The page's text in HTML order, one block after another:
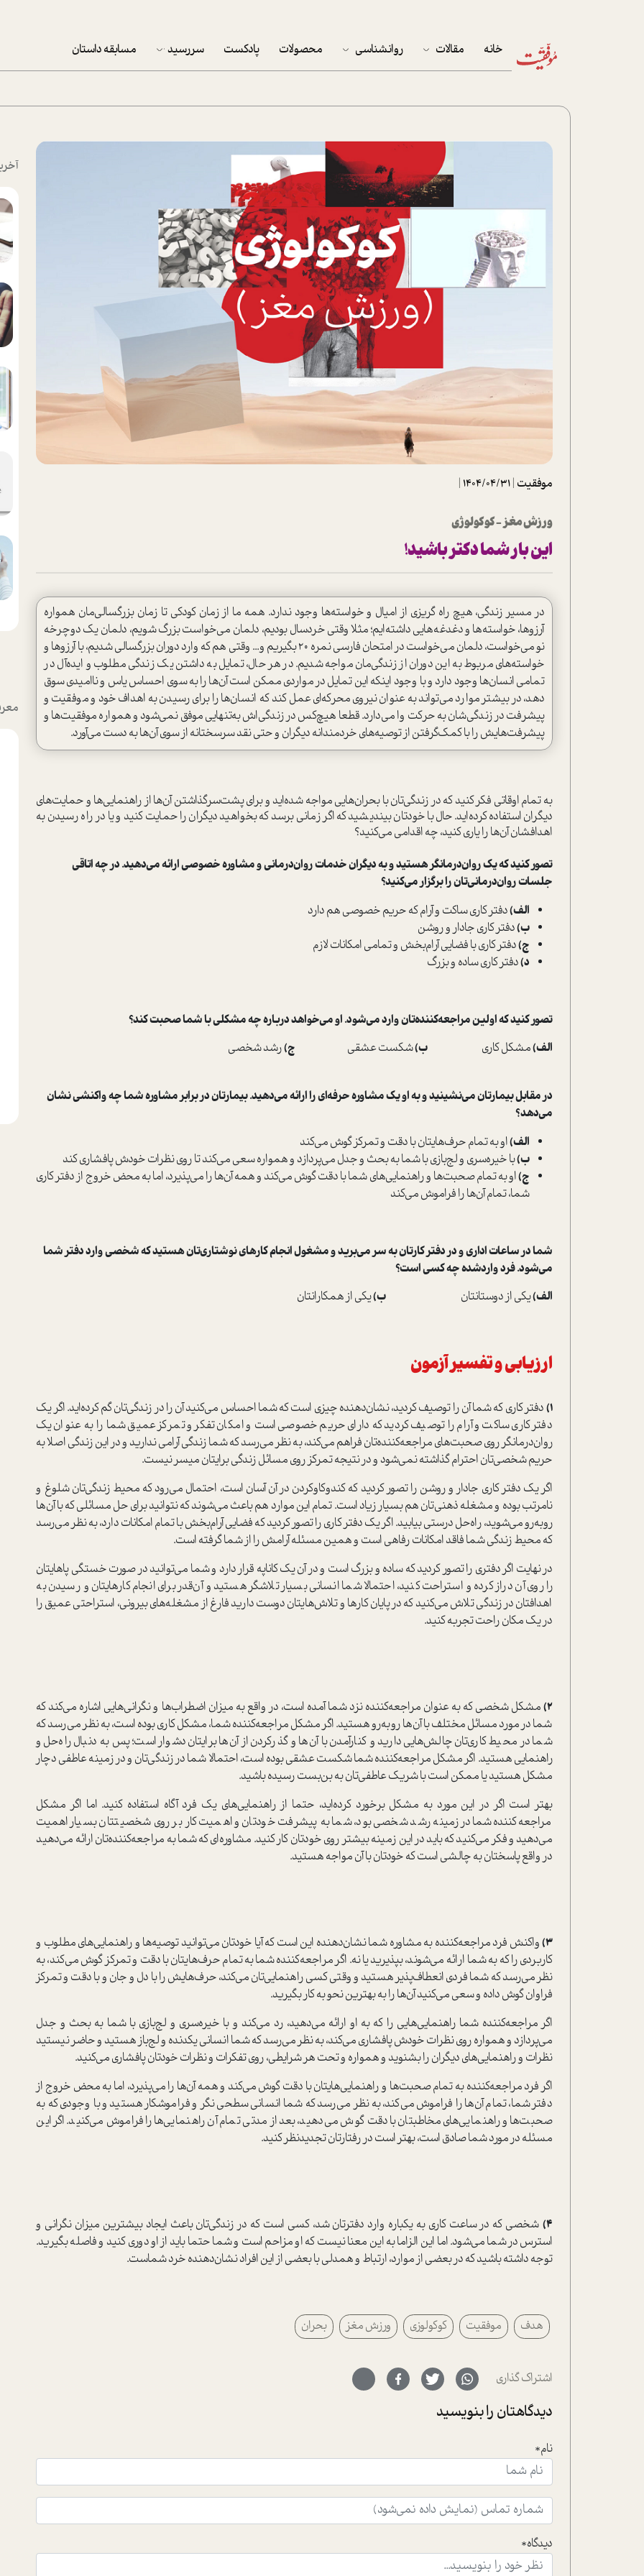
خانه مقالات
پرونده ویژه
زندگی
تحلیل فیلم
داستان
روانشناسی محصولات پادکست سررسید
تقویم دیواری
مسابقه داستان
موفقیت |
1404/04/31
|
ورزش مغز - کوکولوژی
این بار شما دکتر باشید!
در مسیر زندگی، هیچ راه گریزی از امیال و خواسته‌ها وجود ندارد. همه ما از زمان کودکی تا زمان بزرگسالی‌مان همواره
آرزوها، خواسته‌ها و دغدغه‌هایی داشته‌ایم؛ مثلا وقتی خردسال بودیم، دلمان می‌خواست بزرگ شویم، دلمان یک دوچرخه
نو می‌خواست، دلمان می‌خواست در امتحان فارسی نمره 20 بگیریم و... وقتی هم که وارد دوران بزرگسالی شدیم، با آرزوها و
خواسته‌های مربوط به این دوران از زندگی‌مان مواجه شدیم. در هر حال، تمایل به داشتن یک زندگی مطلوب و ایده‌آل در
تمامی انسان‌ها وجود دارد و با وجود اینکه این تمایل در مواردی ممکن است آن‌ها را به سوی احساس یاس و ناامیدی سوق
دهد، در بیشتر موارد می‌تواند به عنوان نیروی محرکه‌ای عمل کند که انسان‌ها را برای رسیدن به اهداف خود و موفقیت و
پیشرفت در زندگی‌شان به حرکت وا می‌دارد. قطعا هیچ‌کس در زندگی‌اش به‌تنهایی موفق نمی‌شود و همواره موفقیت‌ها و
پیشرفت‌هایش را با کمک‌گرفتن از توصیه‌های خردمندانه دیگران و حتی نقد سرسختانه از سوی آن‌ها به دست می‌آورد.
به تمام اوقاتی فکر کنید که در زندگی‌تان با بحران‌هایی مواجه شده‌اید و برای پشت‌سر‌‌گذاشتن آن‌ها از راهنمایی‌ها و حمایت‌های
دیگران استفاده کرده‌اید. حال با خودتان بیندیشید که اگر زمانی برسد که بخواهید دیگران را حمایت کنید و یا در راه رسیدن به
اهدافشان آن‌ها را یاری کنید، چه اقدامی می‌کنید؟
تصور کنید که یک روان‌درمانگر هستید و به دیگران خدمات روان‌درمانی و مشاوره خصوصی ارائه می‌دهید. در چه اتاقی
جلسات روان‌درمانی‌تان را برگزار می‌کنید؟
الف)دفتر کاری ساکت و آرام که حریم خصوصی هم دارد
ب)دفتر کاری جادار و روشن
ج)دفتر کاری با فضایی آرام‌بخش و تمامی امکانات لازم
د)دفتر کاری ساده و بزرگ
تصور کنید که اولین مراجعه‌کننده‌تان وارد می‌شود. او می‌خواهد درباره چه مشکلی با شما صحبت کند؟
الف)مشکل کاری ب)شکست عشقی ج)رشد شخصی
در مقابل بیمارتان می‌نشینید و به او یک مشاوره حرفه‌ای را ارائه می‌دهید. بیمارتان در برابر مشاوره شما چه واکنشی نشان
می‌دهد؟
الف)او به تمام حرف‌هایتان با دقت و تمرکز گوش می‌کند
ب)با خیره‌سری و لج‌بازی با شما به بحث و جدل می‌پردازد و همواره سعی می‌کند تا روی نظرات خودش پافشاری کند
ج)او به تمام صحبت‌ها و راهنمایی‌های شما با دقت گوش می‌کند و همه آن‌ها را می‌پذیرد، اما به محض خروج از دفتر کاری
شما، تمام آن‌ها را فراموش می‌کند
شما در ساعات اداری و در دفتر کارتان به سر می‌برید و مشغول انجام کارهای نوشتاری‌تان هستید که شخصی وارد دفتر شما
می‌شود. فرد وارد‌شده چه کسی است؟
الف)یکی از دوستانتان ب)یکی از همکارانتان
ارزیابی و تفسیر آزمون
1) دفتر کاری که شما آن را توصیف کردید، نشان‌دهنده چیزی است که شما احساس می‌کنید آن را در زندگی‌تان گم کرده‌اید. اگر یک
دفتر کاری ساکت و آرام را توصیف کردید که دارای حریم خصوصی است و امکان تفکر و تمرکز عمیق شما را به عنوان یک
روان‌درمانگر روی صحبت‌های مراجعه‌کننده‌تان فراهم می‌کند، به نظر می‌رسد که شما زندگی آرامی ندارید و در این زندگی اصلا به
حریم شخصی‌تان احترام گذاشته نمی‌شود و در نتیجه تمرکز روی مسائل زندگی برایتان میسر نیست.
اگر یک دفتر کاری جادار و روشن را تصور کردید که کند‌و‌کاو‌کردن در آن آسان است، احتمال می‌رود که محیط زندگی‌تان شلوغ و
نامرتب بوده و مشغله ذهنی‌تان هم بسیار زیاد است. تمام این موارد هم باعث می‌شوند که نتوانید برای حل مسائلی که با آن‌ها
روبه‌رو می‌شوید، راه‌حل درستی بیابید. اگر یک دفتر کاری را تصور کردید که فضایی آرام‌بخش با تمام امکانات دارد، به نظر می‌رسد
که محیط زندگی شما فاقد امکانات رفاهی است و همین مسئله آرامش را از شما گرفته است.
در نهایت اگر دفتری را تصور کردید که ساده و بزرگ است و در آن یک کاناپه قرار دارد و شما می‌توانید در صورت خستگی پاهایتان
را روی آن دراز کرده و استراحت کنید، احتمالا شما انسانی بسیار تلاشگر هستید و آن‌قدر برای انجام کارهایتان و رسیدن به
اهدافتان در زندگی تلاش می‌کنید که در پایان کارها و تلاش‌هایتان دوست دارید فارغ از مشغله‌های بیرونی، استراحتی عمیق را
در یک مکان راحت تجربه کنید.
2) مشکل شخصی که به عنوان مراجعه‌کننده نزد شما آمده است، در واقع به میزان اضطراب‌ها و نگرانی‌هایی اشاره می‌کند که
شما در مورد مسائل مختلف با آن‌ها روبه‌رو هستید. اگر مشکل مراجعه‌کننده شما، مشکل کاری بوده است، به نظر می‌رسد که
شما در محیط کاری‌تان چالش‌هایی دارید و کنار‌آمدن با آن‌ها و گذر‌کردن از آن‌ها برایتان دشوار است؛ پس به دنبال راه‌حل و
راهنمایی هستید. اگر مشکل مراجعه‌کننده شما شکست عشقی بوده است، احتمالا شما در زندگی‌تان و در زمینه عاطفی دچار
مشکل هستید یا ممکن است با شریک عاطفی‌تان به بن‌بست رسیده باشید.
بهتر است اگر در این مورد به مشکل برخورد کرده‌اید، حتما از راهنمایی‌های یک فرد آگاه استفاده کنید. اما اگر مشکل
مراجعه‌کننده شما در زمینه رشد شخصی بود، شما به پیشرفت خودتان و اهمیت کار بر روی شخصیتتان بسیار اهمیت
می‌دهید و فکر می‌کنید که باید در این زمینه بیشتر روی خودتان کار کنید. مشاوره‌ای که شما به مراجعه‌کننده‌تان ارائه می‌دهید
در واقع پاسختان به چالشی است که خودتان با آن مواجه هستید.
3) واکنش فرد مراجعه‌کننده به مشاوره شما نشان‌دهنده این است که آیا خودتان می‌توانید توصیه‌ها و راهنمایی‌های مطلوب و
کاربردی را که به شما ارائه می‌شوند، بپذیرید یا نه. اگر مراجعه‌کننده شما به تمام حرف‌هایتان با دقت و تمرکز گوش می‌کند، به
نظر می‌رسد که شما فردی انعطاف‌پذیر هستید و وقتی کسی راهنمایی‌تان می‌کند، حرف‌هایش را با دل و جان و با دقت و تمرکز
فراوان گوش داده و سعی می‌کنید آن‌ها را به بهترین نحو به کار بگیرید.
اگر مراجعه‌کننده شما راهنمایی‌هایی را که به او ارائه می‌دهید، رد می‌کند و با خیره‌سری و لج‌بازی با شما به بحث و جدل
می‌پردازد و همواره روی نظرات خودش پافشاری می‌کند، به نظر می‌رسد که شما انسانی یکدنده و لج‌باز هستید و حاضر نیستید
نظرات و راهنمایی‌های دیگران را بشنوید و همواره و تحت هر شرایطی، روی تفکرات و نظرات خودتان پافشاری می‌کنید.
اگر فرد مراجعه‌کننده به تمام صحبت‌ها و راهنمایی‌هایتان با دقت گوش می‌کند و همه آن‌ها را می‌پذیرد، اما به محض خروج از
دفتر شما، تمام آن‌ها را فراموش می‌کند، به نظر می‌رسد که شما انسانی سطحی‌ نگر و فراموشکار هستید و با وجودی که به
صحبت‌ها و راهنمایی‌های مخاطبتان با دقت گوش می‌دهید، بعد از مدتی تمام آن راهنمایی‌ها را فراموش می‌کنید. اگر این
مسئله در مورد شما صادق است، بهتر است در رفتارتان تجدید‌نظر کنید.
4) شخصی که در ساعت کاری به یکباره وارد دفترتان شد، کسی است که در زندگی‌تان باعث ایجاد بیشترین میزان نگرانی و
استرس در شما می‌شود. اما این الزاما به این معنا نیست که او مزاحم است و شما حتما باید از او دوری کنید و فاصله بگیرید.
توجه داشته باشید که در بعضی از موارد، ارتباط و همدلی با بعضی از این افراد نشان‌دهنده خرد شماست.
هدف موفقیت کوکولوزی ورزش مغز بحران
اشتراک گذاری
دیدگاهتان را بنویسید
نام*
دیدگاه*